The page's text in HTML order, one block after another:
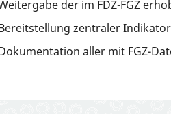
der im FDZ-FGZ
zentraler
aller mit FGZ-